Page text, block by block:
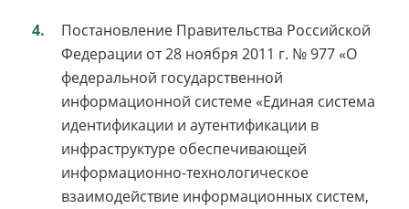
Постановление Правительства Российской
Федерации от 28 ноября 2011 г. № 977 «О
федеральной государственной
информационной системе «Единая система
идентификации и аутентификации в
инфраструктуре обеспечивающей
информационно-технологическое
взаимодействие информационных систем,